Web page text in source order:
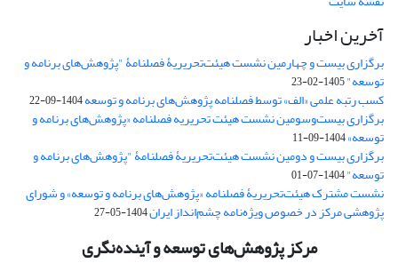
آخرین اخبار
برگزاری بیست و چهارمین نشست هیئت‌تحریریۀ فصلنامۀ "پژوهش‌های برنامه و
توسعه"1405-02-23
کسب رتبه علمی «الف» توسط فصلنامه پژوهش‌های برنامه و توسعه1404-09-22
برگزاری بیست‌وسومین نشست هیئت‌ تحریریه فصلنامه «پژوهش‌های برنامه و
توسعه»1404-09-11
برگزاری بیست و دومین نشست هیئت‌تحریریۀ فصلنامۀ "پژوهش‌های برنامه و
توسعه"1404-07-01
نشست مشترک هیئت‌تحریریۀ فصلنامه «پژوهش‌های برنامه و توسعه» و شورای
پژوهشی مرکز در خصوص ویژه‌نامه چشم‌انداز ایران1404-05-27
مرکز پژوهش‌های توسعه و آینده‌نگری